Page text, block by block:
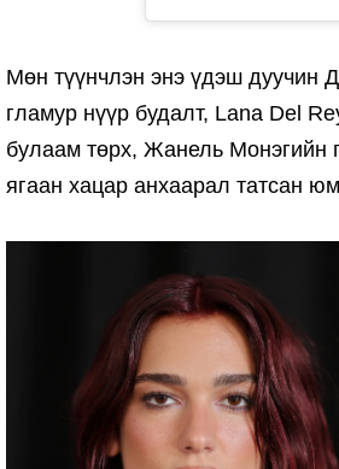
Мөн түүнчлэн энэ үдэш дуучин
гламур нүүр будалт, Lana Del
булаам төрх, Жанель Монэгийн
ягаан хацар анхаарал татсан